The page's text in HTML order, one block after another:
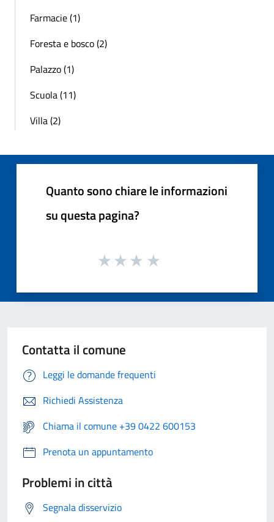
Farmacie (1)
Foresta e bosco (2)
Palazzo (1)
Scuola (11)
Villa (2)
Quanto sono chiare le informazioni
su questa pagina?
Contatta il comune
Leggi le domande frequenti
Richiedi Assistenza
Chiama il comune +39 0422 600153
Prenota un appuntamento
Problemi in città
Segnala disservizio